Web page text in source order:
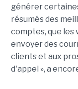
générer
résumés des
comptes, que
envoyer des
clients et aux
d'appel », a